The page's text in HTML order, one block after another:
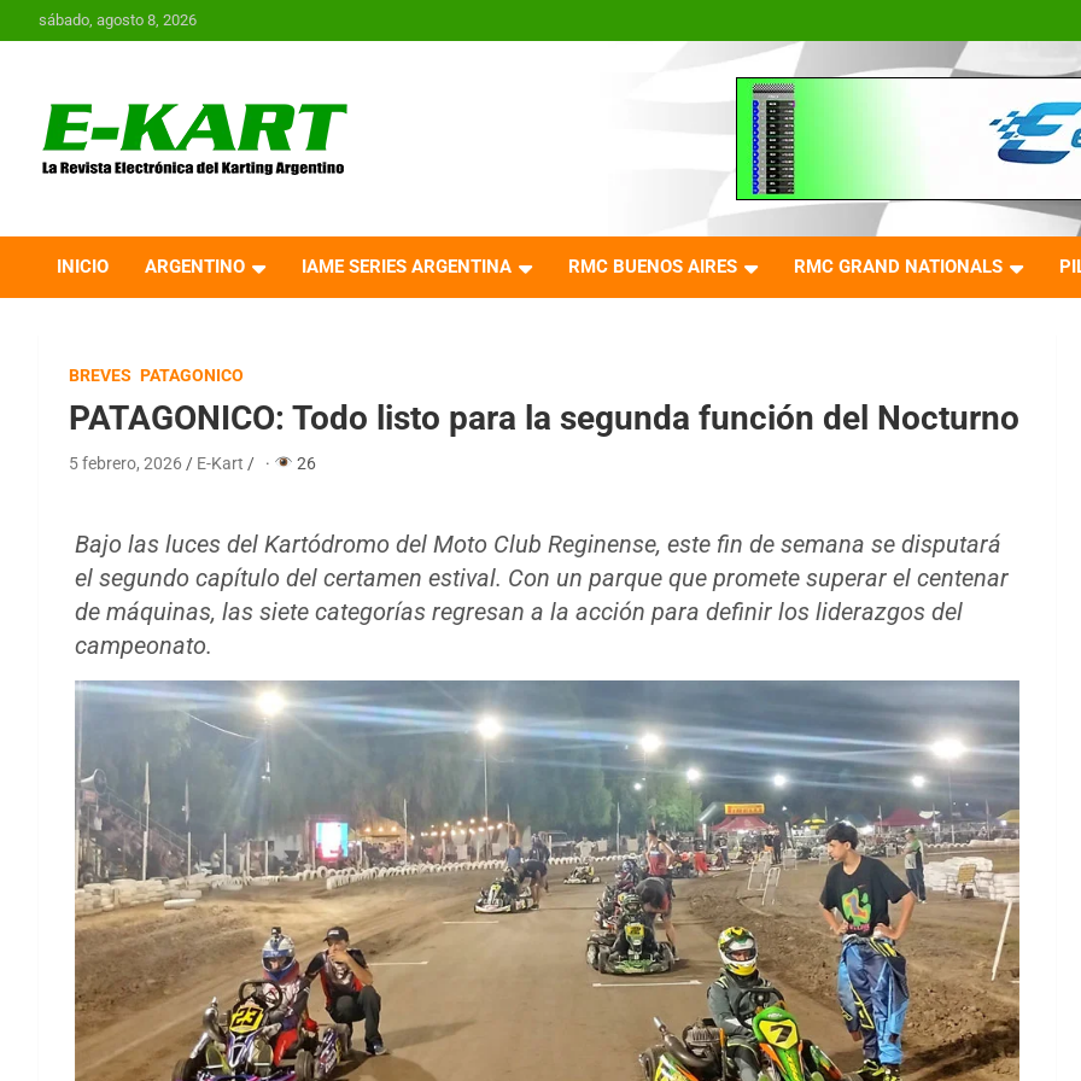
al
sábado, agosto 8, 2026
Revista Electrónica del
INICIO ARGENTINO IAME SERIES ARGENTINA RMC BUENOS AIRES RMC GRAND NATIONALS
BREVES PATAGONICO
PATAGONICO: Todo listo para la segunda función del Nocturno
5 febrero, 2026 E-Kart · 26
Bajo las luces del Kartódromo del Moto Club Reginense, este fin de semana se disputará
el segundo capítulo del certamen estival. Con un parque que promete superar el centenar
de máquinas, las siete categorías regresan a la acción para definir los liderazgos del
campeonato.